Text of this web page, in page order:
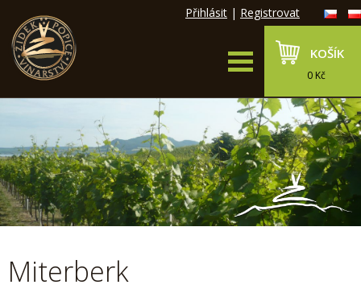
Přihlásit | Registrovat
KOŠÍK
0 Kč
Miterberk